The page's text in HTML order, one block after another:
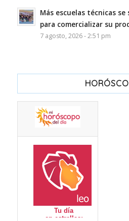
Más escuelas técnicas se
para comercializar su
7 agosto, 2026 - 2:51 pm